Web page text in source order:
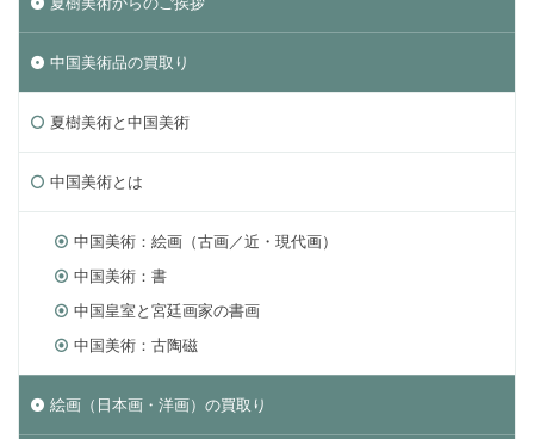
中国美術品の買取り
夏樹美術と中国美術
中国美術とは
中国美術：絵画（古画／近・現代画）
中国美術：書
中国皇室と宮廷画家の書画
中国美術：古陶磁
絵画（日本画・洋画）の買取り